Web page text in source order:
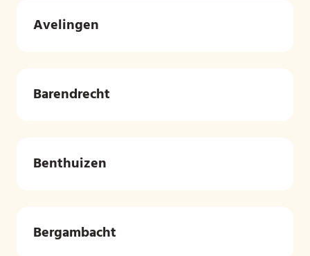
Avelingen
Barendrecht
Benthuizen
Bergambacht